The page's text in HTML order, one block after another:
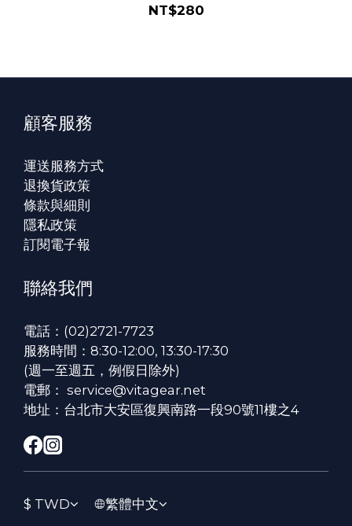
NT$280
顧客服務
運送服務方式
退換貨政策
條款與細則
隱私政策
訂閱電子報
聯絡我們
電話：(02)2721-7723
服務時間：8:30-12:00, 13:30-17:30
(週一至週五，例假日除外)
電郵： service@vitagear.net
地址：台北市大安區復興南路一段90號11樓之4
$ TWD 繁體中文